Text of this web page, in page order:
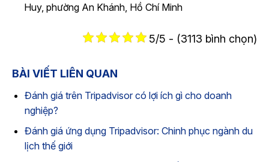
Huy, phường An Khánh, Hồ Chí Minh
5/5 - (3113 bình chọn)
BÀI VIẾT LIÊN QUAN
Đánh giá trên Tripadvisor có lợi ích gì cho doanh
nghiệp?
Đánh giá ứng dụng Tripadvisor: Chinh phục ngành du
lịch thế giới